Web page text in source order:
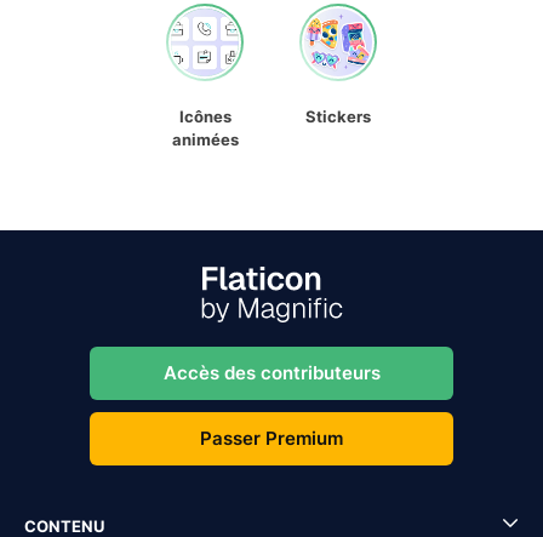
Icônes
animées
Stickers
Accès des contributeurs
Passer Premium
CONTENU